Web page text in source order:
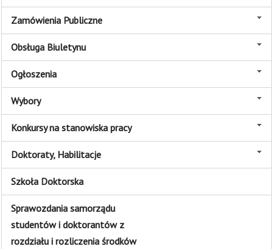
Zamówienia Publiczne
Obsługa Biuletynu
Ogłoszenia
Wybory
Konkursy na stanowiska pracy
Doktoraty, Habilitacje
Szkoła Doktorska
Sprawozdania samorządu
studentów i doktorantów z
rozdziału i rozliczenia środków